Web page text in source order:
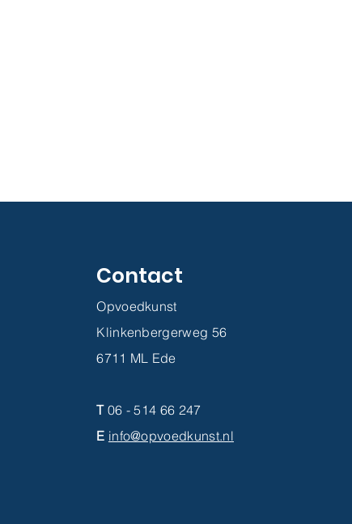
Contact
Opvoedkunst
Klinkenbergerweg 56
6711 ML Ede
T06 - 514 66 247
E info@opvoedkunst.nl